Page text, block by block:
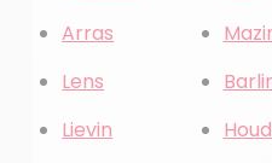
Arras
Lens
Lievin